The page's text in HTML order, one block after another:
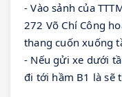
- Vào sảnh của
272 Võ Chí Công
thang cuốn xuống
- Nếu gửi xe dưới
đi tới hầm B1 là sẽ